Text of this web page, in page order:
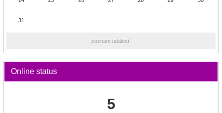
31
zoznam udalostí
Online status
5